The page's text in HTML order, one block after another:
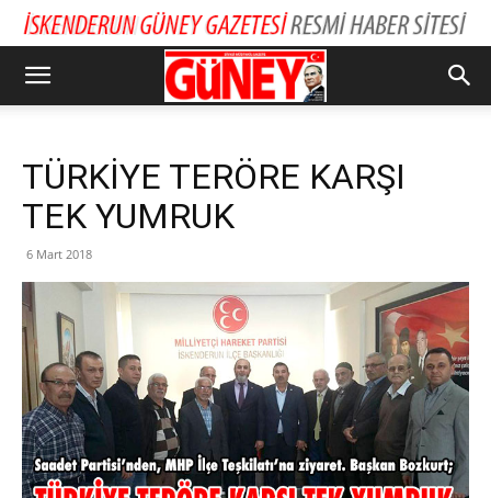
TÜRKİYE TERÖRE KARŞI
TEK YUMRUK
6 Mart 2018